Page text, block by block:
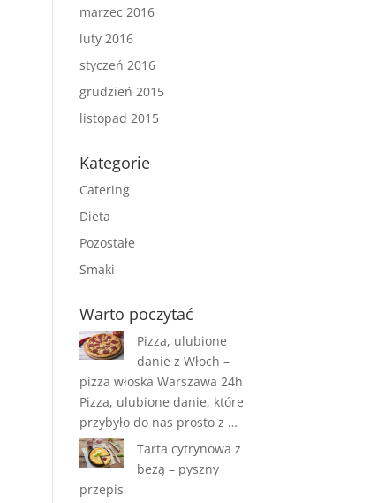
marzec 2016
luty 2016
styczeń 2016
grudzień 2015
listopad 2015
Kategorie
Catering
Dieta
Pozostałe
Smaki
Warto poczytać
Pizza, ulubione
danie z Włoch –
pizza włoska Warszawa 24h
Pizza, ulubione danie, które
przybyło do nas prosto z …
Tarta cytrynowa z
bezą – pyszny
przepis